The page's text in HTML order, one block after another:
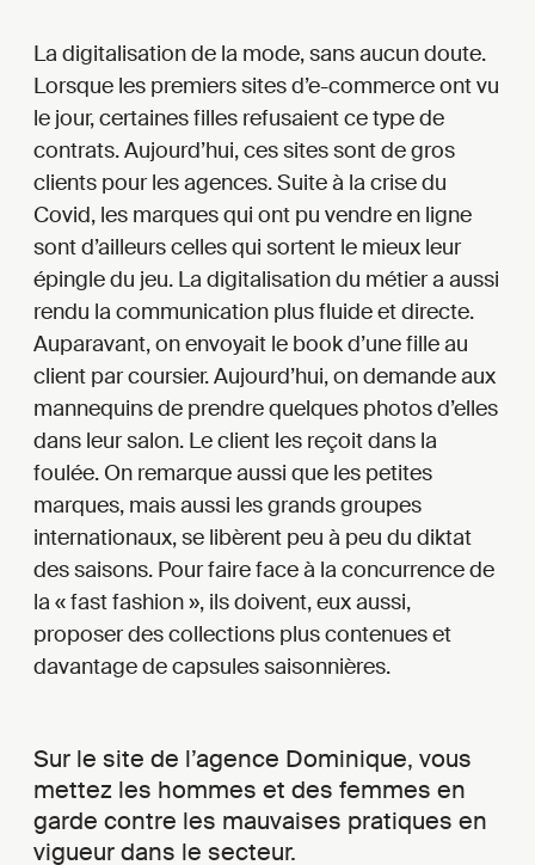
La digitalisation de la mode, sans aucun doute.
Lorsque les premiers sites d’e-commerce ont vu
le jour, certaines filles refusaient ce type de
contrats. Aujourd’hui, ces sites sont de gros
clients pour les agences. Suite à la crise du
Covid, les marques qui ont pu vendre en ligne
sont d’ailleurs celles qui sortent le mieux leur
épingle du jeu. La digitalisation du métier a aussi
rendu la communication plus fluide et directe.
Auparavant, on envoyait le book d’une fille au
client par coursier. Aujourd’hui, on demande aux
mannequins de prendre quelques photos d’elles
dans leur salon. Le client les reçoit dans la
foulée. On remarque aussi que les petites
marques, mais aussi les grands groupes
internationaux, se libèrent peu à peu du diktat
des saisons. Pour faire face à la concurrence de
la « fast fashion », ils doivent, eux aussi,
proposer des collections plus contenues et
davantage de capsules saisonnières.
Sur le site de l’agence Dominique, vous
mettez les hommes et des femmes en
garde contre les mauvaises pratiques en
vigueur dans le secteur.